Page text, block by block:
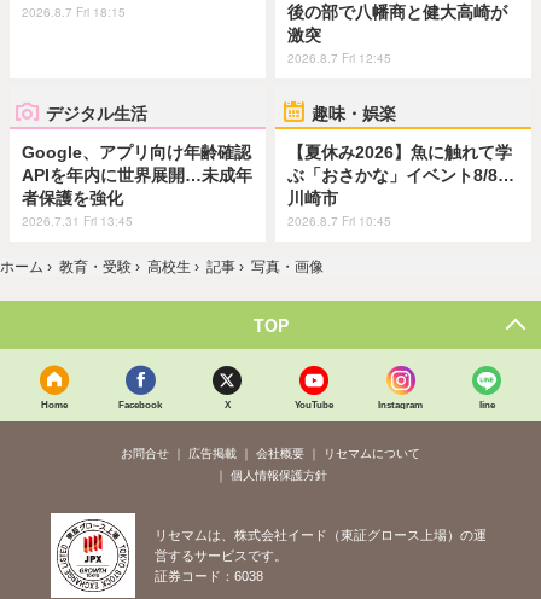
2026.8.7 Fri 18:15
後の部で八幡商と健大高崎が
激突
2026.8.7 Fri 12:45
デジタル生活
Google、アプリ向け年齢確認
APIを年内に世界展開…未成年
者保護を強化
2026.7.31 Fri 13:45
趣味・娯楽
【夏休み2026】魚に触れて学
ぶ「おさかな」イベント8/8…
川崎市
2026.8.7 Fri 10:45
ホーム › 教育・受験 › 高校生 › 記事 › 写真・画像
TOP
Home Facebook X YouTube Instagram line
お問合せ 広告掲載 会社概要
リセマムについて
個人情報保護方針
リセマムは、株式会社イード（東証グロース上場）の運
営するサービスです。
証券コード：6038